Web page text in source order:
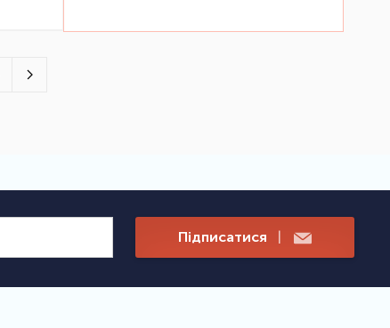
Підписатися |